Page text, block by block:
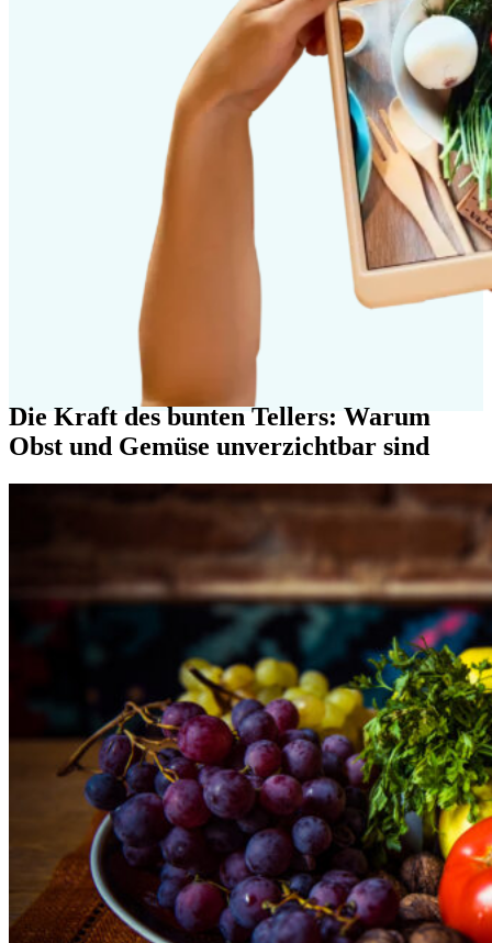
Die Kraft des bunten Tellers: Warum
Obst und Gemüse unverzichtbar sind